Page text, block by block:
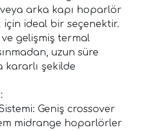
arka kapı hoparlör
için ideal bir seçenektir.
ve gelişmiş termal
uzun süre
kararlı şekilde
Geniş crossover
midrange hoparlörler